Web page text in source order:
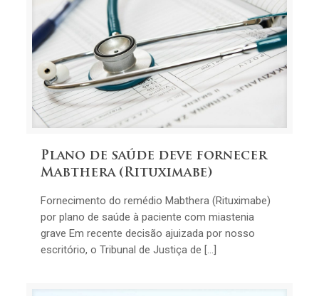
Plano de saúde deve fornecer
Mabthera (Rituximabe)
Fornecimento do remédio Mabthera (Rituximabe)
por plano de saúde à paciente com miastenia
grave Em recente decisão ajuizada por nosso
escritório, o Tribunal de Justiça de […]